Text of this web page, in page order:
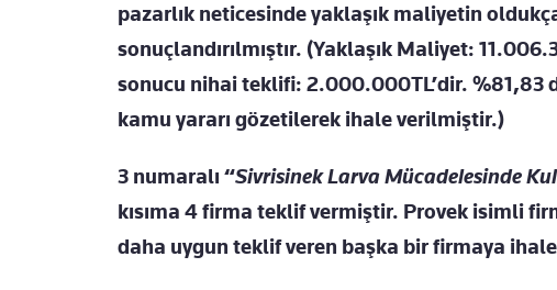
pazarlık neticesinde yaklaşık maliyetin
sonuçlandırılmıştır. (Yaklaşık Maliyet:
sonucu nihai teklifi: 2.000.000TL’dir. %81,83
kamu yararı gözetilerek ihale verilmiştir.)
3 numaralı “Sivrisinek Larva Mücadelesinde
kısıma 4 firma teklif vermiştir. Provek isimli
daha uygun teklif veren başka bir firmaya